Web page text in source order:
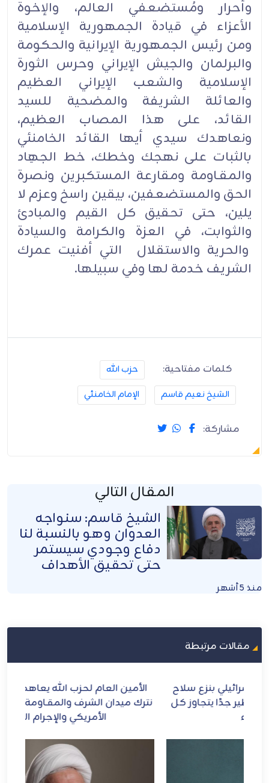
وأحرار ‏ومُستضعفي العالم، والإخوة
الأعزاء في قيادة الجمهورية الإسلامية
ومن رئيس الجمهورية الإيرانية والحكومة
والبرلمان ‏والجيش الإيراني وحرس الثورة
الإسلامية والشعب الإيراني العظيم
والعائلة الشريفة والمضحية للسيد
القائد، على هذا ‏المصاب العظيم،
ونعاهدك سيدي أيها القائد الخامنئي
بالثبات على نهجك وخطك، خط الجهِاد
والمقـاومة ومقارعة المستكبرين ‏ونصرة
الحق والمستضعفين، بيقين راسخ وعزم لا
يلين، حتى تحقيق كل القيم والمبادئ
والثوابت، في العزة والكرامة ‏والسيادة
والحرية والاستقلال التي أفنيت عمرك
الشريف خدمة لها وفي سبيلها.
كلمات مفتاحية:
حزب الله
الشيخ نعيم قاسم
الإمام الخامنئي
مشاركة:
المقال التالي
الشيخ قاسم: سنواجه
العدوان وهو بالنسبة لنا
دفاع وجودي سيستمر
حتى تحقيق الأهداف
منذ 5 أشهر
مقالات مرتبطة
الأمين العام لحزب الله يعاهد الإمام الشهيد: لن
نترك ميدان الشرف والمقـاومة ومواجهة الطاغوت
الأمريكي والإجرام الصهيوني